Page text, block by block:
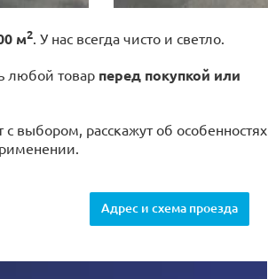
м2. У нас всегда чисто и светло.
любой товар перед покупкой или
с выбором, расскажут об особенностях
Адрес и схема проезда